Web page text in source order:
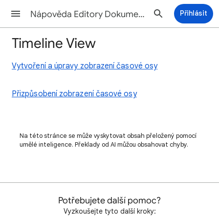
Nápověda Editory Dokumentů Přihlásit
Timeline View
Vytvoření a úpravy zobrazení časové osy
Přizpůsobení zobrazení časové osy
Na této stránce se může vyskytovat obsah přeložený pomocí
umělé inteligence. Překlady od AI můžou obsahovat chyby.
Potřebujete další pomoc?
Vyzkoušejte tyto další kroky: